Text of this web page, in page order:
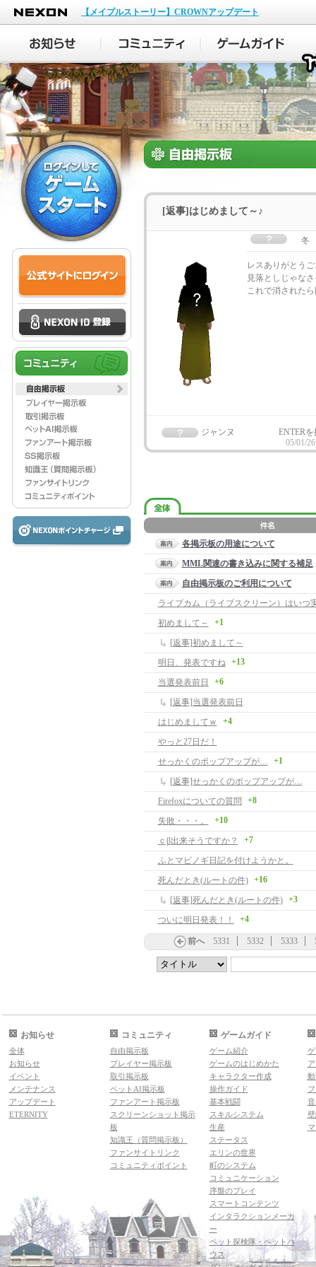
NEXON
【メイプルストーリー】CROWNアップデート
[返事]はじめまして～♪
冬
レスありがとう
見落としじゃな
これで消された
ジャンヌ
ENTER
05/01/
各掲示板の用途について
MML関連の書き込みに関する補足
自由掲示板のご利用について
初めまして～ +1
[返事]初めまして～
明日、発表ですね
+13
当選発表前日 +6
[返事]当選発表前日
はじめましてｗ
+4
やっと27日だ！
せっかくのポップアップが…
+1
[返事]せっかくのポップアップが…
Firefoxについての質問
+8
失敗・・・。 +10
ｃβ出来そうですか？ +7
ふとマビノギ日記を付けようかと。
死んだとき(ルートの件)
+16
[返事]死んだとき(ルートの件) +3
ついに明日発表！！ +4
前へ 5331 5332 5333
お知らせ
全体
お知らせ
イベント
メンテナンス
アップデート
ETERNITY
コミュニティ
自由掲示板
プレイヤー掲示板
取引掲示板
ペットAI掲示板
ファンアート掲示板
スクリーンショット掲示
板
知識王（質問掲示板）
ファンサイトリンク
コミュニティポイント
ゲームガイド
ゲーム紹介
ゲームのはじめかた
キャラクター作成
操作ガイド
基本戦闘
スキルシステム
生産
ステータス
エリンの世界
町のシステム
コミュニケーション
序盤のプレイ
スマートコンテンツ
インタラクションメーカ
ー
ペット探検隊・ペットハ
ウス